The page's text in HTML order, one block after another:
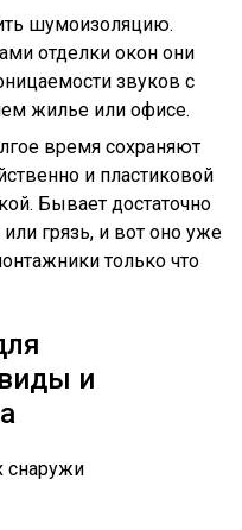
шумоизоляцию.
отделки окон они
звуков с
жилье или офисе.
время сохраняют
и пластиковой
Бывает достаточно
грязь, и вот оно уже
только что
и
снаружи